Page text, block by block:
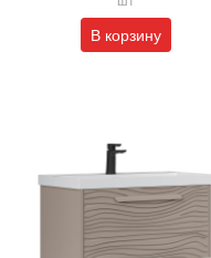
В корзину